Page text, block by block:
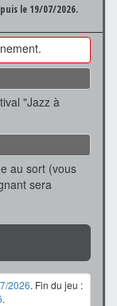
le 19/07/2026.
"Jazz à
au sort (vous
sera
2026. Fin du jeu :
.